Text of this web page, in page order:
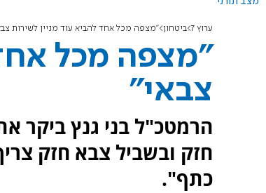
ערוץ 7 ביטחון "מצפה מכל אחד להביא עוד מניין לשירות
"מצפה מכל אחד
צבאי"
הרמטכ"ל בני גנץ ביקר
חזק ובשביל צבא חזק
כתף".